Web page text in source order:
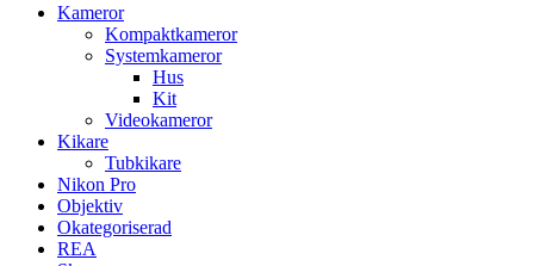
Kameror
Kompaktkameror
Systemkameror
Hus
Kit
Videokameror
Kikare
Tubkikare
Nikon Pro
Objektiv
Okategoriserad
REA